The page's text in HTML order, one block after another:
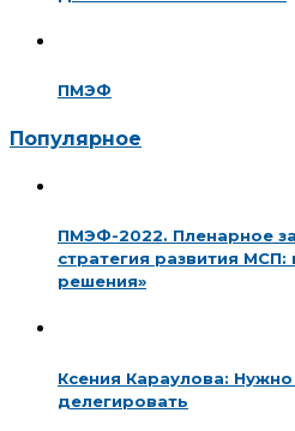
ПМЭФ
Популярное
ПМЭФ-2022. Пленарное
стратегия развития
решения»
Ксения Караулова:
делегировать